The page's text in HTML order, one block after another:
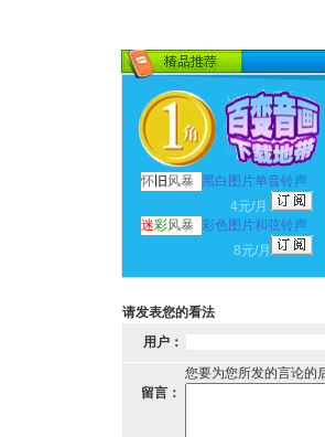
怀 旧 风暴
黑白图片单音铃声
4元/月
迷彩风暴 彩色图片和弦铃声
8元/月
请发表您的看法
用户：
您要为您所发的言论的
留言：